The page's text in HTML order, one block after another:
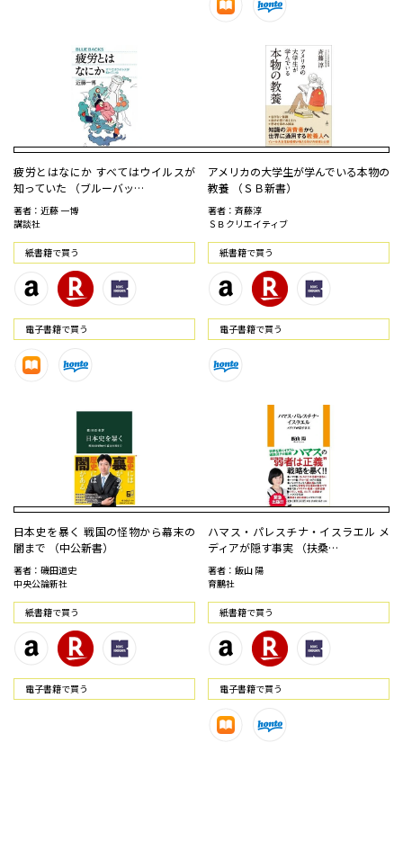
疲労とはなにか すべてはウイルスが
知っていた （ブルーバッ…
著者：近藤 一博
講談社
紙書籍で買う
電⼦書籍で買う
アメリカの大学生が学んでいる本物の
教養 （ＳＢ新書）
著者：斉藤淳
ＳＢクリエイティブ
紙書籍で買う
電⼦書籍で買う
日本史を暴く 戦国の怪物から幕末の
闇まで （中公新書）
著者：磯田道史
中央公論新社
紙書籍で買う
電⼦書籍で買う
ハマス・パレスチナ・イスラエル メ
ディアが隠す事実 （扶桑…
著者：飯山 陽
育鵬社
紙書籍で買う
電⼦書籍で買う